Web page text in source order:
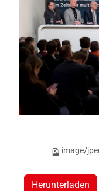
image/
Herunterladen